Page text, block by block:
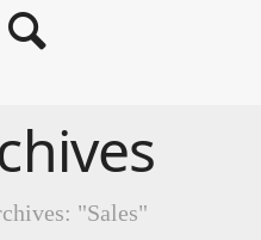
"Sales"